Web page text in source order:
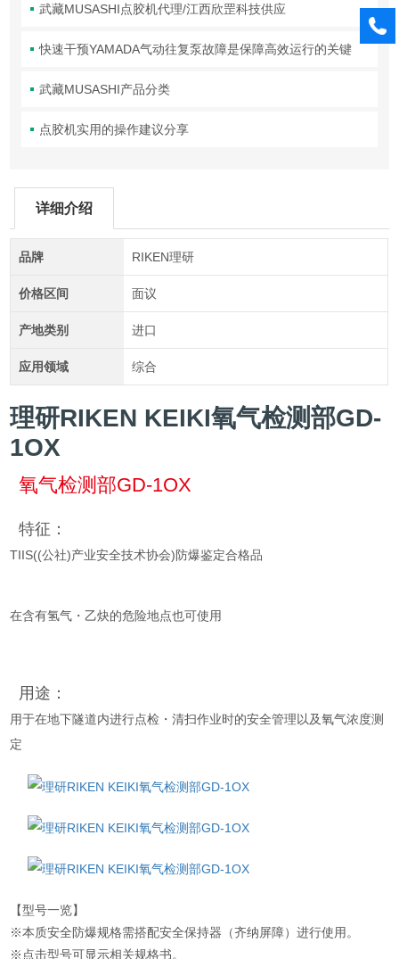
武藏MUSASHI点胶机代理/江西欣罡科技供应
快速干预YAMADA气动往复泵故障是保障高效运行的关键
武藏MUSASHI产品分类
点胶机实用的操作建议分享
详细介绍
品牌 RIKEN理研
价格区间 面议
产地类别 进口
应用领域 综合
理研RIKEN KEIKI氧气检测部GD-
1OX
氧气检测部GD-1OX
特征：
TIIS((公社)产业安全技术协会)防爆鉴定合格品
在含有氢气・乙炔的危险地点也可使用
用途：
用于在地下隧道内进行点检・清扫作业时的安全管理以及氧气浓度测
定
【型号一览】
※本质安全防爆规格需搭配安全保持器（齐纳屏障）进行使用。
※点击型号可显示相关规格书。